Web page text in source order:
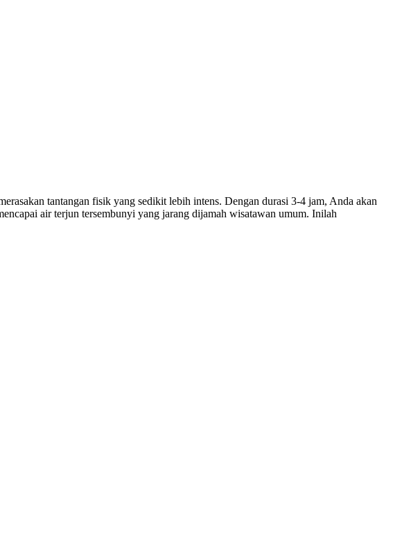
tantangan fisik yang sedikit lebih intens. Dengan durasi 3-4 jam, Anda akan
air terjun tersembunyi yang jarang dijamah wisatawan umum. Inilah